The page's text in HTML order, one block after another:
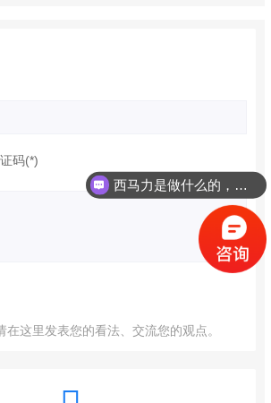
码(*)
这里发表您的看法、交流您的观点。
西马力是做什么的，可以介绍下你们的产品么？